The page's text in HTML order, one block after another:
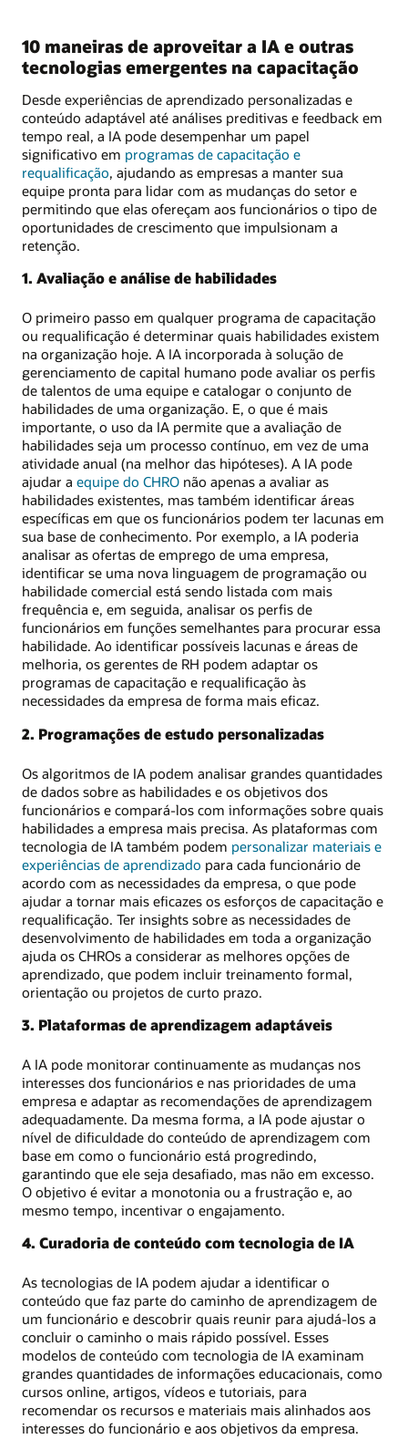
10 maneiras de aproveitar a IA e outras
tecnologias emergentes na capacitação
Desde experiências de aprendizado personalizadas e
conteúdo adaptável até análises preditivas e feedback em
tempo real, a IA pode desempenhar um papel
significativo em programas de capacitação e
requalificação, ajudando as empresas a manter sua
equipe pronta para lidar com as mudanças do setor e
permitindo que elas ofereçam aos funcionários o tipo de
oportunidades de crescimento que impulsionam a
retenção.
1. Avaliação e análise de habilidades
O primeiro passo em qualquer programa de capacitação
ou requalificação é determinar quais habilidades existem
na organização hoje. A IA incorporada à solução de
gerenciamento de capital humano pode avaliar os perfis
de talentos de uma equipe e catalogar o conjunto de
habilidades de uma organização. E, o que é mais
importante, o uso da IA permite que a avaliação de
habilidades seja um processo contínuo, em vez de uma
atividade anual (na melhor das hipóteses). A IA pode
ajudar a equipe do CHRO não apenas a avaliar as
habilidades existentes, mas também identificar áreas
específicas em que os funcionários podem ter lacunas em
sua base de conhecimento. Por exemplo, a IA poderia
analisar as ofertas de emprego de uma empresa,
identificar se uma nova linguagem de programação ou
habilidade comercial está sendo listada com mais
frequência e, em seguida, analisar os perfis de
funcionários em funções semelhantes para procurar essa
habilidade. Ao identificar possíveis lacunas e áreas de
melhoria, os gerentes de RH podem adaptar os
programas de capacitação e requalificação às
necessidades da empresa de forma mais eficaz.
2. Programações de estudo personalizadas
Os algoritmos de IA podem analisar grandes quantidades
de dados sobre as habilidades e os objetivos dos
funcionários e compará-los com informações sobre quais
habilidades a empresa mais precisa. As plataformas com
tecnologia de IA também podem personalizar materiais e
experiências de aprendizado para cada funcionário de
acordo com as necessidades da empresa, o que pode
ajudar a tornar mais eficazes os esforços de capacitação e
requalificação. Ter insights sobre as necessidades de
desenvolvimento de habilidades em toda a organização
ajuda os CHROs a considerar as melhores opções de
aprendizado, que podem incluir treinamento formal,
orientação ou projetos de curto prazo.
3. Plataformas de aprendizagem adaptáveis
A IA pode monitorar continuamente as mudanças nos
interesses dos funcionários e nas prioridades de uma
empresa e adaptar as recomendações de aprendizagem
adequadamente. Da mesma forma, a IA pode ajustar o
nível de dificuldade do conteúdo de aprendizagem com
base em como o funcionário está progredindo,
garantindo que ele seja desafiado, mas não em excesso.
O objetivo é evitar a monotonia ou a frustração e, ao
mesmo tempo, incentivar o engajamento.
4. Curadoria de conteúdo com tecnologia de IA
As tecnologias de IA podem ajudar a identificar o
conteúdo que faz parte do caminho de aprendizagem de
um funcionário e descobrir quais reunir para ajudá-los a
concluir o caminho o mais rápido possível. Esses
modelos de conteúdo com tecnologia de IA examinam
grandes quantidades de informações educacionais, como
cursos online, artigos, vídeos e tutoriais, para
recomendar os recursos e materiais mais alinhados aos
interesses do funcionário e aos objetivos da empresa.